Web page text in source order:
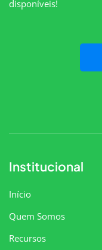
disponíveis!
Institucional
Início
Quem Somos
Recursos